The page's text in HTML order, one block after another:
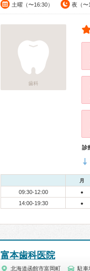
土曜（〜16:30） 夜（〜
歯科
診
月
09:30-12:00 ●
14:00-19:30 ●
富本歯科医院
北海道函館市富岡町 駐車